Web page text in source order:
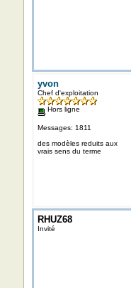
yvon
Chef d'exploitation
Hors ligne
Messages: 1811
des modèles reduits aux
vrais sens du terme
RHUZ68
Invité